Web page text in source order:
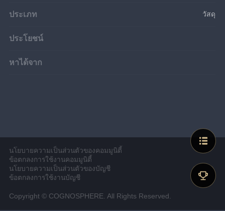
ประเภท วัสดุ
ประโยชน์
หาได้จาก
นโยบายความเป็นส่วนตัวของคอมมูนิตี้
ข้อตกลงการใช้งานคอมมูนิตี้
นโยบายความเป็นส่วนตัวของบัญชี
ข้อตกลงการใช้งานบัญชี
Copyright © COGNOSPHERE. All Rights Reserved.